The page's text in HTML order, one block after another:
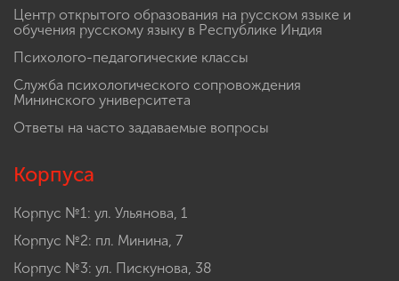
Противодействие коррупции
обучения русскому языку в Республике Индия
Психолого-педагогические классы
Мининского университета
Корпуса
Корпус №1: ул. Ульянова, 1
Корпус №2: пл. Минина, 7